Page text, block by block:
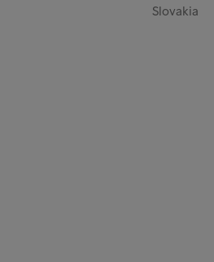
Slovakia